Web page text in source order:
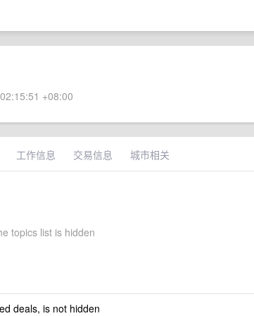
+08:00
工作信息 交易信息 城市相关
topics list is hidden
deals, is not hidden